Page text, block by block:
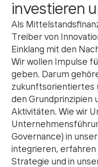
investieren
Als
Treiber von
Einklang mit den
Wir wollen Impulse
geben. Darum
zukunftsorientiertes
den Grundprinzipien
Aktivitäten. Wie wir
Governance) in
integrieren, erfahren
Strategie und in